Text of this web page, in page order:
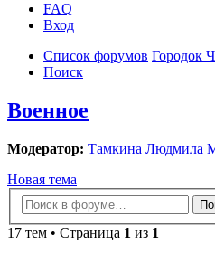
FAQ
Вход
Список форумов Городок
Поиск
Военное
Модератор: Тамкина Людмила
Новая тема
17 тем • Страница 1 из 1